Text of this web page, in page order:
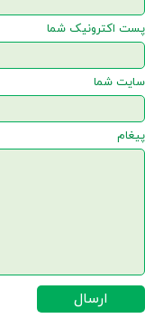
پست اکترونیک شما
سایت شما
پیغام
ارسال